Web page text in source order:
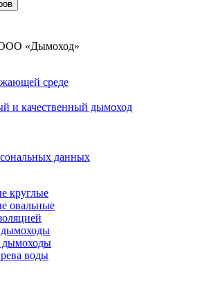
«Дымоход»
среде
и качественный дымоход
данных
круглые
овальные
дымоходы
дымоходы
воды